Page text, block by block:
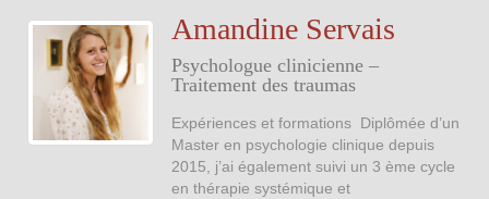
Couples et familles
Kinésithérapie et Massothérapie
Logopèdes
Psychologues
Amandine Servais
Psychologue clinicienne –
Traitement des traumas
Expériences et formations Diplômée d’un
Master en psychologie clinique depuis
2015, j’ai également suivi un 3 ème cycle
en thérapie systémique et